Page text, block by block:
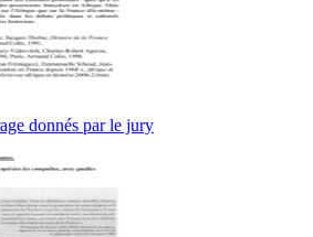
donnés par le jury